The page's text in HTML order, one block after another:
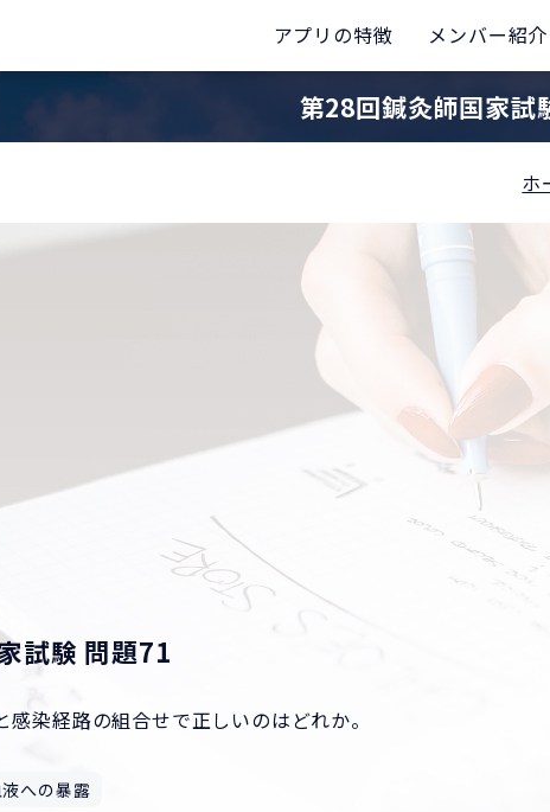
アプリの特徴 メンバー紹介
第28回鍼灸師国家試
ホ
試験 問題71
感染経路の組合せで正しいのはどれか。
への暴露